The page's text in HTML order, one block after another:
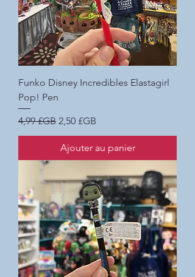
Funko Disney Incredibles Elastagirl
Pop! Pen
Prix original
4,99 £GB Prix promotionnel
2,50 £GB
Ajouter au panier